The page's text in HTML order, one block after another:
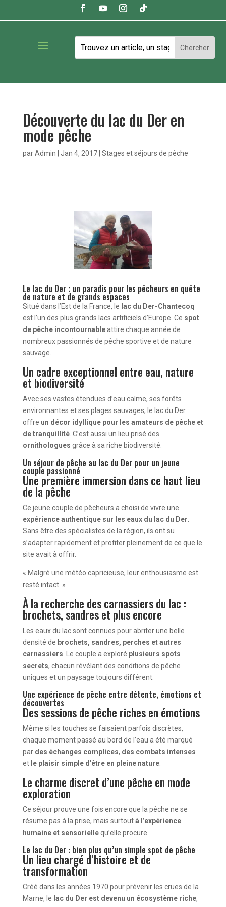
Découverte du lac du Der en
mode pêche
parAdmin Jan 4, 2017| Stages et séjours de pêche
Le lac du Der : un paradis pour les pêcheurs en quête
de nature et de grands espaces
Situé dans l’Est de la France, le lac du Der-Chantecoq
est l’un des plus grands lacs artificiels d’Europe. Ce spot
de pêche incontournableattire chaque année de
nombreux passionnés de pêche sportive et de nature
sauvage.
Un cadre exceptionnel entre eau, nature
et biodiversité
Avec ses vastes étendues d’eau calme, ses forêts
environnantes et ses plages sauvages, le lac du Der
offre un décor idyllique pour les amateurs de pêche et
de tranquillité. C’est aussi un lieu prisé des
ornithologues grâce à sa riche biodiversité.
Un séjour de pêche au lac du Der pour un jeune
couple passionné
Une première immersion dans ce haut lieu
de la pêche
Ce jeune couple de pêcheurs a choisi de vivre une
expérience authentique sur les eaux du lac du Der
Sans être des spécialistes de la région, ils ont su
s’adapter rapidement et profiter pleinement de ce que le
site avait à offrir.
« Malgré une météo capricieuse, leur enthousiasme est
resté intact. »
À la recherche des carnassiers du lac :
brochets, sandres et plus encore
Les eaux du lac sont connues pour abriter une belle
densité de brochets, sandres, perches et autres
carnassiers . Le couple a exploré plusieurs spots
secrets, chacun révélant des conditions de pêche
uniques et un paysage toujours différent.
Une expérience de pêche entre détente, émotions et
découvertes
Des sessions de pêche riches en émotions
Même si les touches se faisaient parfois discrètes,
chaque moment passé au bord de l’eau a été marqué
par des échanges complices, des combats intenses
et le plaisir simple d’être en pleine nature.
Le charme discret d’une pêche en mode
exploration
Ce séjour prouve une fois encore que la pêche ne se
résume pas à la prise, mais surtoutà l’expérience
humaine et sensoriellequ’elle procure.
Le lac du Der : bien plus qu’un simple spot de pêche
Un lieu chargé d’histoire et de
transformation
Créé dans les années 1970 pour prévenir les crues de la
Marne, le lac du Der est devenu un écosystème riche,